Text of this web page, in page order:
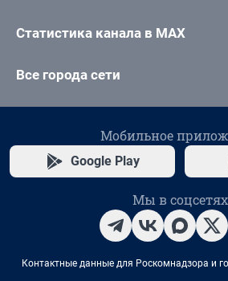
Статистика канала в MAX
Все города сети
Мобильное
Google Play
Мы в соцсетях
Контактные данные для Роскомнадзора и